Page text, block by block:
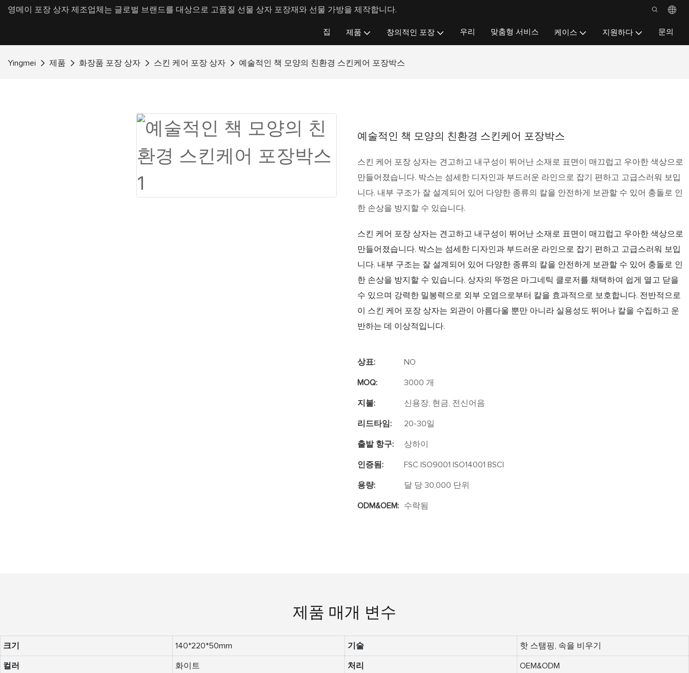
영메이 포장 상자 제조업체는 글로벌 브랜드를 대상으로 고품질 선물 상자 포장재와 선물 가방을 제작합니다.
집 제품 창의적인 포장 우리 맞춤형 서비스 케이스 지원하다 문의
Yingmei 제품 화장품 포장 상자 스킨 케어 포장 상자 예술적인 책 모양의 친환경 스킨케어 포장박스
예술적인 책 모양의 친환경 스킨케어 포장박스
스킨 케어 포장 상자는 견고하고 내구성이 뛰어난 소재로 표면이 매끄럽고 우아한 색상으로
만들어졌습니다. 박스는 섬세한 디자인과 부드러운 라인으로 잡기 편하고 고급스러워 보입
니다. 내부 구조가 잘 설계되어 있어 다양한 종류의 칼을 안전하게 보관할 수 있어 충돌로 인
한 손상을 방지할 수 있습니다.
스킨 케어 포장 상자는 견고하고 내구성이 뛰어난 소재로 표면이 매끄럽고 우아한 색상으로
만들어졌습니다. 박스는 섬세한 디자인과 부드러운 라인으로 잡기 편하고 고급스러워 보입
니다. 내부 구조는 잘 설계되어 있어 다양한 종류의 칼을 안전하게 보관할 수 있어 충돌로 인
한 손상을 방지할 수 있습니다. 상자의 뚜껑은 마그네틱 클로저를 채택하여 쉽게 열고 닫을
수 있으며 강력한 밀봉력으로 외부 오염으로부터 칼을 효과적으로 보호합니다. 전반적으로
이 스킨 케어 포장 상자는 외관이 아름다울 뿐만 아니라 실용성도 뛰어나 칼을 수집하고 운
반하는 데 이상적입니다.
상표: NO
MOQ: 3000 개
지불: 신용장, 현금, 전신어음
리드타임: 20-30일
출발 항구: 상하이
인증됨: FSC ISO9001 ISO14001 BSCI
용량: 달 당 30,000 단위
ODM&OEM: 수락됨
제품 매개 변수
크기 140*220*50mm 기술 핫 스탬핑, 속을 비우기
컬러 화이트 처리 OEM&ODM